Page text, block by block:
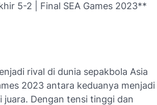
5-2 | Final SEA Games 2023**
rival di dunia sepakbola Asia
2023 antara keduanya menjadi
juara. Dengan tensi tinggi dan